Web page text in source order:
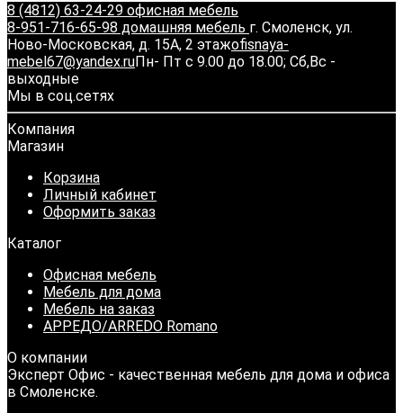
8 (4812) 63-24-29 офисная мебель
8-951-716-65-98 домашняя мебель г. Смоленск, ул.
Ново-Московская, д. 15А, 2 этажofisnaya-
mebel67@yandex.ruПн- Пт с 9.00 до 18.00; Сб,Вс -
выходные
Мы в соц.сетях
Компания
Магазин
Корзина
Личный кабинет
Оформить заказ
Каталог
Офисная мебель
Мебель для дома
Мебель на заказ
АРРЕДО/ARREDO Romano
О компании
Эксперт Офис - качественная мебель для дома и офиса
в Смоленске.